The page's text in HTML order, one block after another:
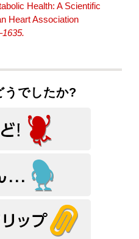
Health: A Scientific
Heart Association
うでしたか?